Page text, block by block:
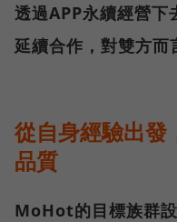
透過APP永續經營下
延續合作，對雙方而
從自身經驗出發
品質
MoHot的目標族群